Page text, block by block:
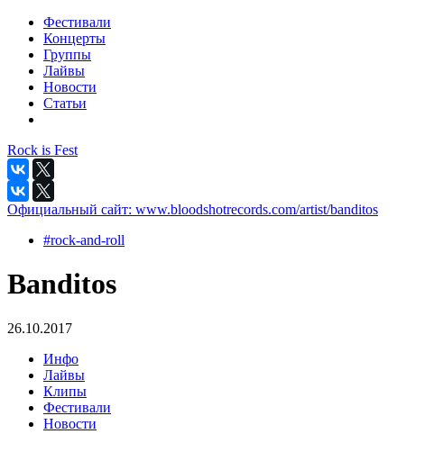
Фестивали
Концерты
Группы
Лайвы
Новости
Статьи
Rock is Fest
Официальный сайт: www.bloodshotrecords.com/artist/banditos
#rock-and-roll
Banditos
26.10.2017
Инфо
Лайвы
Клипы
Фестивали
Новости